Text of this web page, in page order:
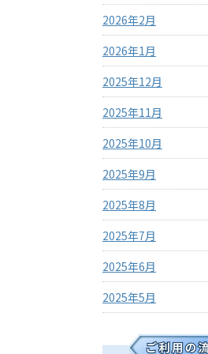
2026年2月
2026年1月
2025年12月
2025年11月
2025年10月
2025年9月
2025年8月
2025年7月
2025年6月
2025年5月